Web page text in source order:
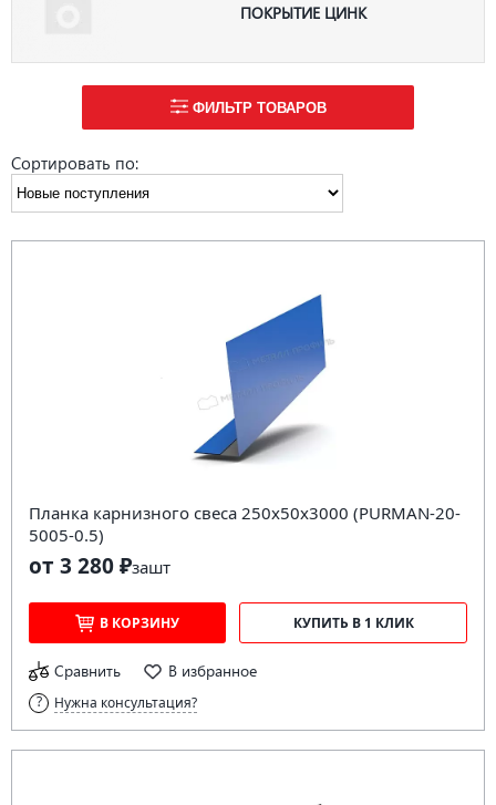
ПОКРЫТИЕ ЦИНК
Сортировать по:
ФИЛЬТР ТОВАРОВ
Планка карнизного свеса 250х50х3000 (PURMAN-20-
5005-0.5)
от 3 280 ₽зашт
В КОРЗИНУ КУПИТЬ В 1 КЛИК
Сравнить В избранное
Нужна консультация?